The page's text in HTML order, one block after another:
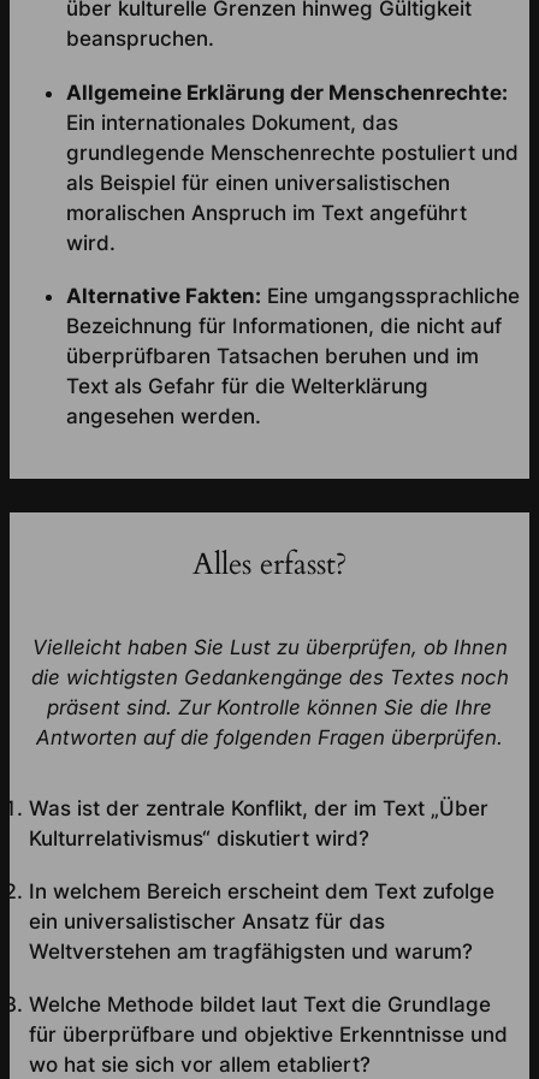
über kulturelle Grenzen hinweg Gültigkeit
beanspruchen.
Allgemeine Erklärung der Menschenrechte:
Ein internationales Dokument, das
grundlegende Menschenrechte postuliert und
als Beispiel für einen universalistischen
moralischen Anspruch im Text angeführt
wird.
Alternative Fakten: Eine umgangssprachliche
Bezeichnung für Informationen, die nicht auf
überprüfbaren Tatsachen beruhen und im
Text als Gefahr für die Welterklärung
angesehen werden.
Alles erfasst?
Vielleicht haben Sie Lust zu überprüfen, ob Ihnen
die wichtigsten Gedankengänge des Textes noch
präsent sind. Zur Kontrolle können Sie die Ihre
Antworten auf die folgenden Fragen überprüfen.
Was ist der zentrale Konflikt, der im Text „Über
Kulturrelativismus“ diskutiert wird?
In welchem Bereich erscheint dem Text zufolge
ein universalistischer Ansatz für das
Weltverstehen am tragfähigsten und warum?
Welche Methode bildet laut Text die Grundlage
für überprüfbare und objektive Erkenntnisse und
wo hat sie sich vor allem etabliert?